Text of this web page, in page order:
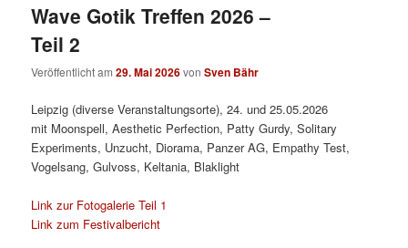
Wave Gotik Treffen 2026 –
Teil 2
Veröffentlicht am29. Mai 2026vonSven Bähr
Leipzig (diverse Veranstaltungsorte), 24. und 25.05.2026
mit Moonspell, Aesthetic Perfection, Patty Gurdy, Solitary
Experiments, Unzucht, Diorama, Panzer AG, Empathy Test,
Vogelsang, Gulvoss, Keltania, Blaklight
Link zur Fotogalerie Teil 1
Link zum Festivalbericht